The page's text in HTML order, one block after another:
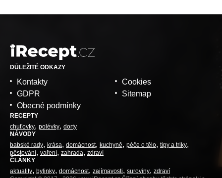
DŮLEŽITÉ ODKAZY
Kontakty
GDPR
Obecné podmínky
Cookies
Sitemap
RECEPTY
chuťovky polévky dorty
NÁVODY
babské rady
krása domácnost kuchyně péče o tělo tipy a triky
pěstování vaření zahrada zdraví
ČLÁNKY
aktuality
bylinky domácnost zajímavosti suroviny zdraví